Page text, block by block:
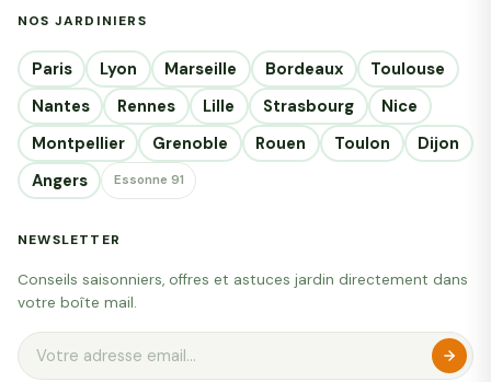
NOS JARDINIERS
Paris Lyon Marseille Bordeaux
Toulouse
Nantes
Rennes Lille Strasbourg
Nice
Montpellier
Grenoble Rouen Toulon
Dijon
Angers
Essonne 91
NEWSLETTER
Conseils saisonniers, offres et astuces jardin directement dans
votre boîte mail.